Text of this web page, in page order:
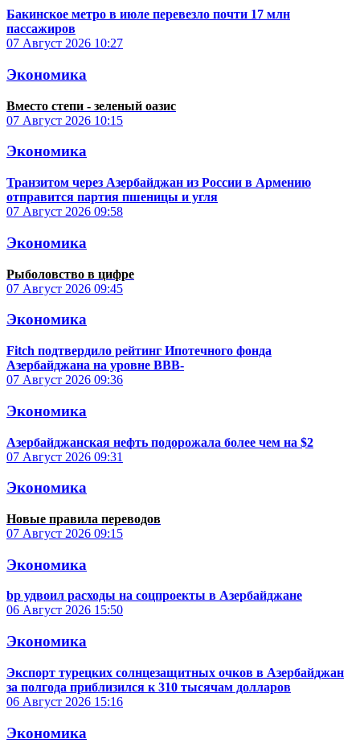
Бакинское метро в июле перевезло почти 17 млн
пассажиров
07 Август 2026 10:27
Экономика
Вместо степи - зеленый оазис
07 Август 2026 10:15
Экономика
Транзитом через Азербайджан из России в Армению
отправится партия пшеницы и угля
07 Август 2026 09:58
Экономика
Рыболовство в цифре
07 Август 2026 09:45
Экономика
Fitch подтвердило рейтинг Ипотечного фонда
Азербайджана на уровне BBB-
07 Август 2026 09:36
Экономика
Азербайджанская нефть подорожала более чем на $2
07 Август 2026 09:31
Экономика
Новые правила переводов
07 Август 2026 09:15
Экономика
bp удвоил расходы на соцпроекты в Азербайджане
06 Август 2026 15:50
Экономика
Экспорт турецких солнцезащитных очков в Азербайджан
за полгода приблизился к 310 тысячам долларов
06 Август 2026 15:16
Экономика